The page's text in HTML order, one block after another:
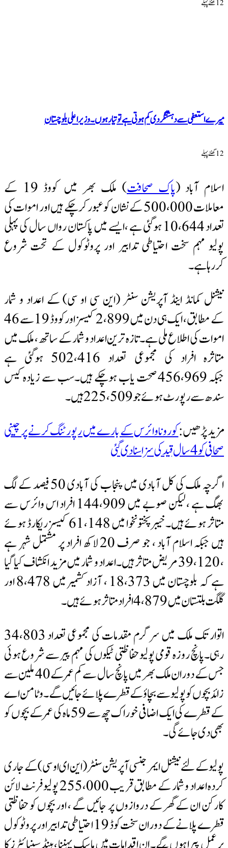
12 گھنٹےپہلے
میرے استعفی سے دہشتگردی کم ہوتی ہے تو تیار ہوں۔ وزیراعلی بلوچستان
12 گھنٹےپہلے
اسلام آباد (پاک صحافت
) ملک بھر میں کووڈ 19 کے
معاملات 500،000 کے نشان کو عبور کرچکے ہیں اور اموات کی
تعداد 10،644 ہوگئی ہے ،ایسے میں پاکستان رواں سال کی پہلی
پولیو مہم سخت احتیاطی تدابیر اور پروٹوکول کے تحت شروع
کررہاہے۔
نیشنل کمانڈ اینڈ آپریشن سنٹر (این سی او سی) کے اعداد و شمار
کےمطابق
، ایک ہی دن میں 2،899 کیسز اور کووڈ 19 سے 46
اموات کی اطلاع ملی ہے۔ تازہ ترین اعداد و شمار کے ساتھ ، ملک میں
متاثرہ افراد کی مجموعی تعداد 502،416 ہوگئی ہے
جبکہ 456،969 صحت یاب ہوچکے ہیں۔سب سے زیادہ کیس
سندھ سے رپورٹ ہوئے جو 225،509 ہیں۔
مزید پڑھیں:کورونا وائرس کے بارے میں رپورٹنگ کرنے پر چینی
صحافی کو 4 سال قید کی سزا سنادی گئی
اگرچہ ملک کی کل آبادی میں پنجاب کی آبادی 50 فیصد کے لگ
بھگ ہے ، لیکن صوبے میں 144،909 افراد اس وائرس سے
متاثر ہوئے ہیں۔خیبرپختونخوا میں 61،148 کیسز ریکارڈ ہوئے
ہیں جبکہ اسلام آباد ، جو صرف 20 لاکھ افراد پر مشتمل شہر ہے
، 39،120 مریض متاثر ہیں۔اعداد و شمار میں مزید انکشاف کیا گیا
ہے کہ بلوچستان میں 18،373 ، آزاد کشمیر میں 8،478 اور
گلگت بلتستان میں 4،879 افراد متاثر ہوئے ہیں۔
اتوار تک ملک میں سرگرم مقدمات کی مجموعی تعداد 34،803
رہی۔پانچ روزہ قومی پولیو حفاظتی ٹیکوں کی مہم پیر سے شروع ہوئی
جس کے دوران ملک بھر میں پانچ سال سے کم عمر کے 40 ملین سے
زائد بچوں کو پولیو سے بچاؤ کے قطرے پلائے جائیں گے۔وٹامن اے
کے قطرے کی ایک اضافی خوراک چھ سے 59 ماہ کی عمر کے بچوں کو
بھی دی جائے گی۔
پولیو کے لئے نیشنل ایمرجنسی آپریشن سنٹر (این ای او سی) کے جاری
کردہ اعداد و شمار کے مطابق قریب 255،000 پولیو فرنٹ لائن
کارکن ان کے گھر کے دروازوں پر جائیں گے ، اور بچوں کو حفاظتی
قطرے پلانے کے دوران سخت کوڈ 19 احتیاطی تدابیر اور پروٹوکول